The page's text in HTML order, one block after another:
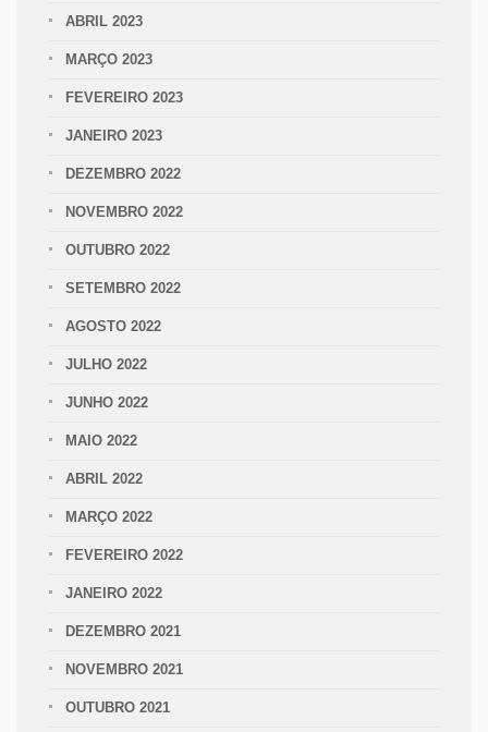
ABRIL 2023
MARÇO 2023
FEVEREIRO 2023
JANEIRO 2023
DEZEMBRO 2022
NOVEMBRO 2022
OUTUBRO 2022
SETEMBRO 2022
AGOSTO 2022
JULHO 2022
JUNHO 2022
MAIO 2022
ABRIL 2022
MARÇO 2022
FEVEREIRO 2022
JANEIRO 2022
DEZEMBRO 2021
NOVEMBRO 2021
OUTUBRO 2021